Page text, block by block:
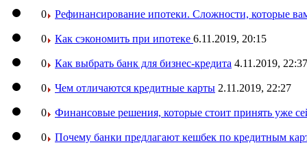
0 Рефинансирование ипотеки. Сложности, которые
0 Как сэкономить при ипотеке 6.11.2019, 20:15
0 Как выбрать банк для бизнес-кредита 4.11.2019, 22:37
0 Чем отличаются кредитные карты 2.11.2019, 22:27
0 Финансовые решения, которые стоит принять уже
0 Почему банки предлагают кешбек по кредитным